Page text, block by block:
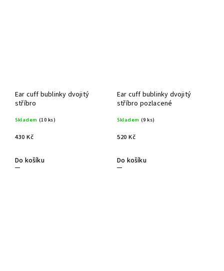
Ear cuff bublinky dvojitý
stříbro
Skladem (10 ks)
430 Kč
Do košíku
Ear cuff bublinky dvojitý
stříbro pozlacené
Skladem (9 ks)
520 Kč
Do košíku